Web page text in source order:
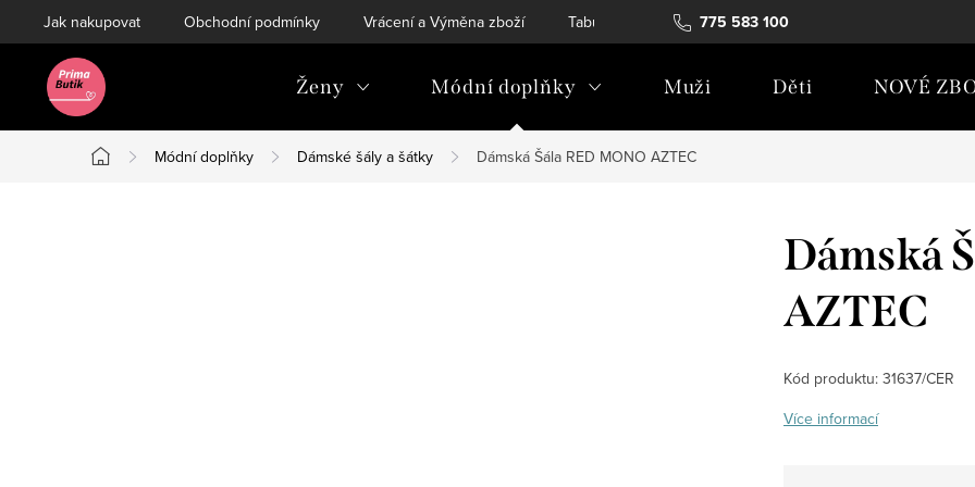
na
775 583 100
Jak nakupovat Obchodní podmínky Vrácení a Výměna zboží Tabulky velikostí Soubory Cookies
Ženy Módní doplňky Muži Děti NOVÉ
Domů
Módní doplňky Dámské šály a šátky Dámská Šála RED MONO AZTEC
Dámská
AZTEC
Kód produktu: 31637/CER
Více informací